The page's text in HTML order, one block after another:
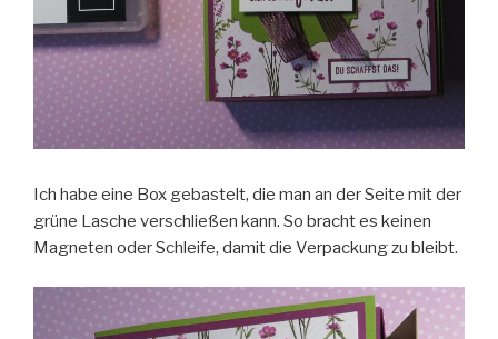
Ich habe eine Box gebastelt, die man an der Seite mit der
grüne Lasche verschließen kann. So bracht es keinen
Magneten oder Schleife, damit die Verpackung zu bleibt.